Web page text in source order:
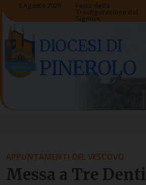
to
content
DIOCESI DI
PINEROLO
6 Agosto 2026 Festa della
Trasfigurazione del
Signore
APPUNTAMENTI DEL VESCOVO
Messa a Tre Denti